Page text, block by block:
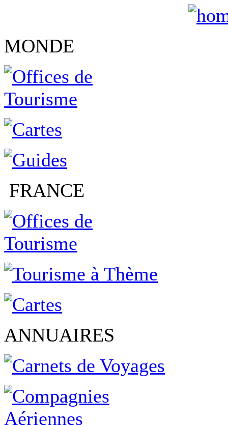
MONDE
FRANCE
ANNUAIRES